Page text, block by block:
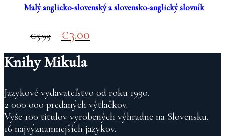
Malý anglicko-slovenský a slovensko-anglický slovník
5.99
Original
price
was:
€5.99.
3.00
price
is:
Knihy Mikula
Jazykové vydavateľstvo od roku 1990.
2 000 000 predaných výtlačkov.
Vyše 100 titulov vyrobených výhradne na Slovensku.
16 najvýznamnejších jazykov.